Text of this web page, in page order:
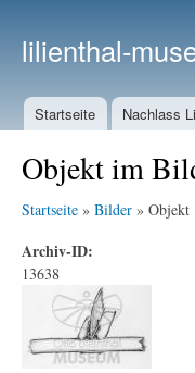
lilienthal-
Startseite Nachlass
Objekt im
Startseite » Bilder » Objekt
Archiv-ID:
13638